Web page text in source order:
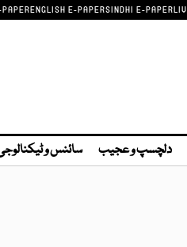
ENGLISH E-PAPERSINDHI E-PAPER
دلچسپ و عجیب سائنس و